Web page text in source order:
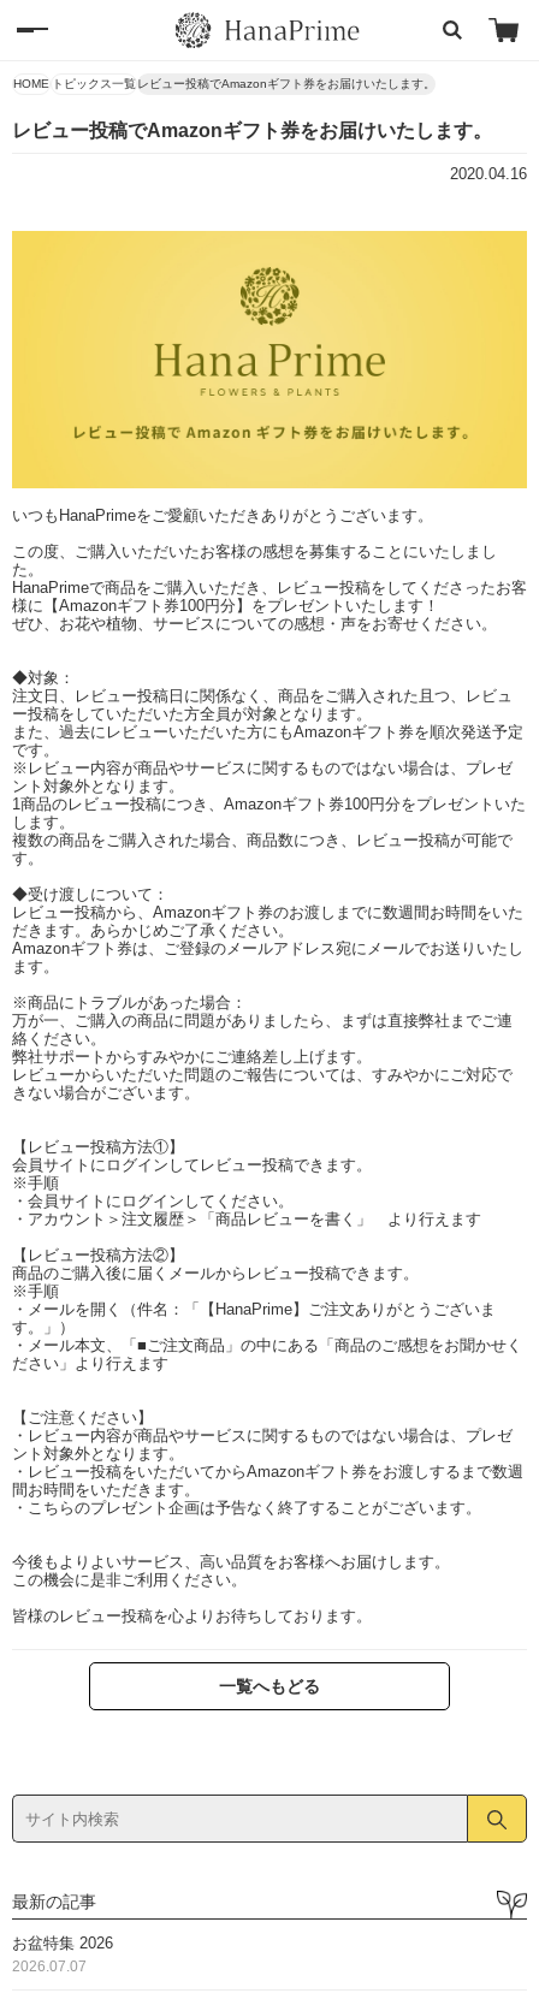
HOME トピックス一覧レビュー投稿でAmazonギフト券をお届けいたします。
レビュー投稿でAmazonギフト券をお届けいたします。
2020.04.16
いつもHanaPrimeをご愛顧いただきありがとうございます。
この度、ご購入いただいたお客様の感想を募集することにいたしまし
た。
HanaPrimeで商品をご購入いただき、レビュー投稿をしてくださったお客
様に【Amazonギフト券100円分】をプレゼントいたします！
ぜひ、お花や植物、サービスについての感想・声をお寄せください。
◆対象：
注文日、レビュー投稿日に関係なく、商品をご購入された且つ、レビュ
ー投稿をしていただいた方全員が対象となります。
また、過去にレビューいただいた方にもAmazonギフト券を順次発送予定
です。
※レビュー内容が商品やサービスに関するものではない場合は、プレゼ
ント対象外となります。
1商品のレビュー投稿につき、Amazonギフト券100円分をプレゼントいた
します。
複数の商品をご購入された場合、商品数につき、レビュー投稿が可能で
す。
◆受け渡しについて：
レビュー投稿から、Amazonギフト券のお渡しまでに数週間お時間をいた
だきます。あらかじめご了承ください。
Amazonギフト券は、ご登録のメールアドレス宛にメールでお送りいたし
ます。
※商品にトラブルがあった場合：
万が一、ご購入の商品に問題がありましたら、まずは直接弊社までご連
絡ください。
弊社サポートからすみやかにご連絡差し上げます。
レビューからいただいた問題のご報告については、すみやかにご対応で
きない場合がございます。
【レビュー投稿方法①】
会員サイトにログインしてレビュー投稿できます。
※手順
・会員サイトにログインしてください。
・アカウント＞注文履歴＞「商品レビューを書く」 より行えます
【レビュー投稿方法②】
商品のご購入後に届くメールからレビュー投稿できます。
※手順
・メールを開く（件名：「【HanaPrime】ご注文ありがとうございま
す。」）
・メール本文、「■ご注文商品」の中にある「商品のご感想をお聞かせく
ださい」より行えます
【ご注意ください】
・レビュー内容が商品やサービスに関するものではない場合は、プレゼ
ント対象外となります。
・レビュー投稿をいただいてからAmazonギフト券をお渡しするまで数週
間お時間をいただきます。
・こちらのプレゼント企画は予告なく終了することがございます。
今後もよりよいサービス、高い品質をお客様へお届けします。
この機会に是非ご利用ください。
皆様のレビュー投稿を心よりお待ちしております。
一覧へもどる
最新の記事
お盆特集 2026
2026.07.07